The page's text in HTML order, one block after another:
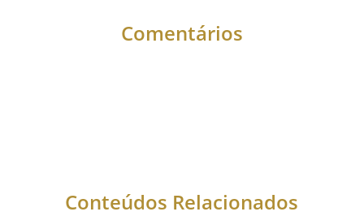
Comentários
Conteúdos Relacionados